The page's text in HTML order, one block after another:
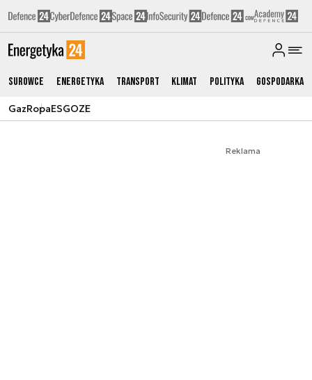
Surowce Energetyka Transport Klimat Polityka Gospodarka
GazRopaESGOZE
Reklama